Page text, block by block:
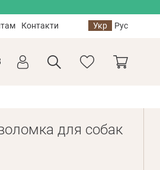
Контакти Укр Рус
для собак